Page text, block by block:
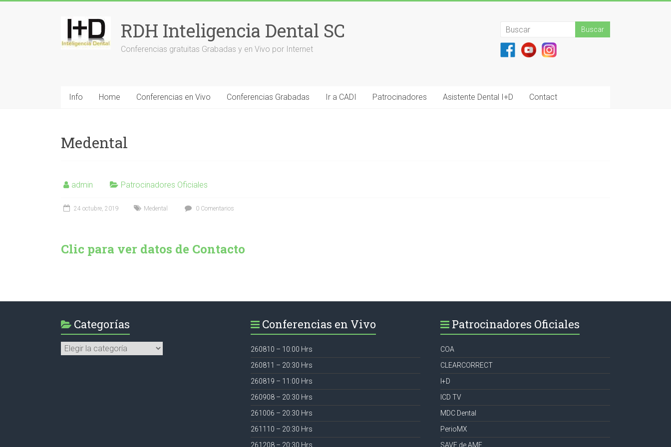
RDH Inteligencia Dental SC
Conferencias gratuitas Grabadas y en Vivo por Internet
Info Home Conferencias en Vivo Conferencias Grabadas Ir a CADI Patrocinadores Asistente Dental I+D Contact
Medental
admin Patrocinadores Oficiales
24 octubre, 2019 Medental 0 Comentarios
Clic para ver datos de Contacto
Categorías
Categorías
Conferencias en Vivo
260810 – 10:00 Hrs
260811 – 20:30 Hrs
260819 – 11:00 Hrs
260908 – 20:30 Hrs
261006 – 20:30 Hrs
261110 – 20:30 Hrs
261208 – 20:30 Hrs
Patrocinadores Oficiales
COA
CLEARCORRECT
I+D
ICD TV
MDC Dental
PerioMX
SAVE de AME